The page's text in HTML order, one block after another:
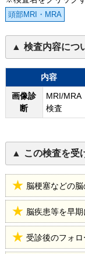
頭部MRI・MRA
検査内容につ
内容
画像診
断
MRI/MRA
検査
この検査を受
脳梗塞などの
脳疾患等を早
受診後のフォ